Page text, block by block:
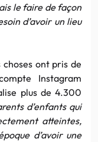
le faire de façon
d’avoir un lieu
choses ont pris de
Instagram
plus de 4.300
d’enfants qui
atteintes,
d’avoir une